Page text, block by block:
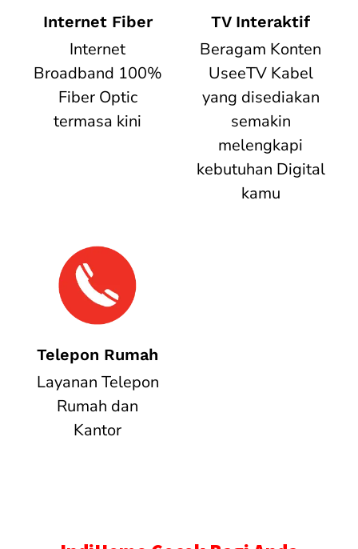
Internet Fiber
Internet
Broadband 100%
Fiber Optic
termasa kini
TV Interaktif
Beragam Konten
UseeTV Kabel
yang disediakan
semakin
melengkapi
kebutuhan Digital
kamu
Telepon Rumah
Layanan Telepon
Rumah dan
Kantor